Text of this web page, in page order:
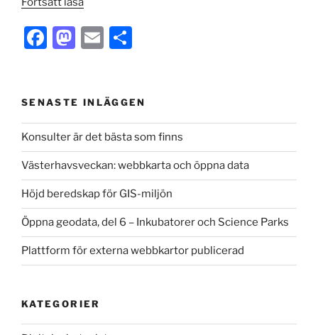
Python-
programmering”
F
e
b
o
o
k
M
o
d
o
n
E
l
e
SENASTE INLÄGGEN
Konsulter är det bästa som finns
Västerhavsveckan: webbkarta och öppna data
Höjd beredskap för GIS-miljön
Öppna geodata, del 6 – Inkubatorer och Science Parks
Plattform för externa webbkartor publicerad
KATEGORIER